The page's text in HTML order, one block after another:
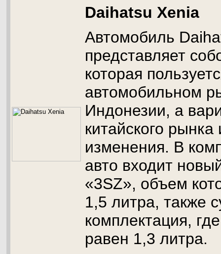
Daihatsu Xenia
Автомобиль
представляет
которая
автомобильном
Индонезии, а
китайского
изменения. В
авто входит
«3SZ», объем
1,5 литра, также
комплектация,
равен 1,3 литра.